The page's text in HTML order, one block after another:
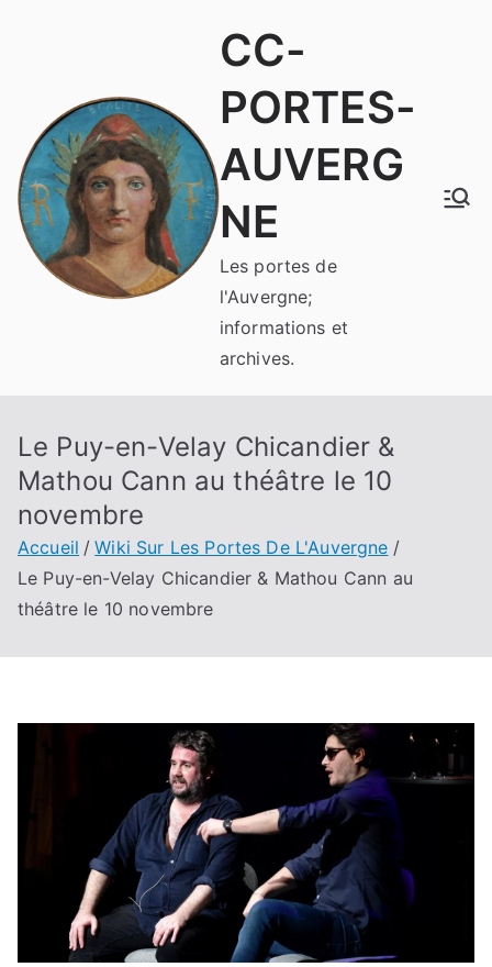
CC-
PORTES-
AUVERG
NE
Les portes de
l'Auvergne;
informations et
archives.
Le Puy-en-Velay Chicandier &
Mathou Cann au théâtre le 10
novembre
Accueil
Wiki Sur Les Portes De L'Auvergne
Le Puy-en-Velay Chicandier & Mathou Cann au
théâtre le 10 novembre